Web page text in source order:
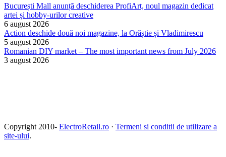
București Mall anunță deschiderea ProfiArt, noul magazin dedicat
artei și hobby-urilor creative
6 august 2026
Action deschide două noi magazine, la Orăștie și Vladimirescu
5 august 2026
Romanian DIY market – The most important news from July 2026
3 august 2026
Copyright 2010- ElectroRetail.ro · Termeni si conditii de utilizare a
site-ului.